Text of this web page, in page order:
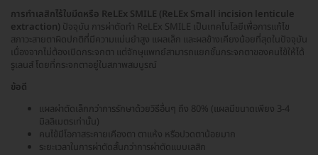
การทำเลสิกไร้ใบมีดหรือ ReLEx SMILE (ReLEx Small incision lenticule
extraction) ปัจจุบัน การผ่าตัดทำ ReLEx SMILE เป็นเทคโนโลยีเพื่อการแก้ไข
สภาวะสายตาผิดปกติที่มีความแม่นยำสูง แผลเล็ก และผลข้างเคียงน้อยที่สุดในปัจจุบัน
เนื่องจากไม่ต้องเปิดกระจกตา แต่จักษุแพทย์สามารถแยกชั้นกระจกตาของคนไข้ให้ได้
รูเลนส์ โดยที่กระจกตาอยู่ในสภาพสมบูรณ์
ข้อดี
แผลผ่าตัดเล็กกว่าการรักษาด้วยวิธีอื่นๆ ถึง 80% (แผลมีขนาดเพียง 3-4
มิลลิเมตรเท่านั้น)
คนไข้มีโอกาสระคายเคืองตา ตาแห้ง หรือปวดตาน้อยมาก
ระยะเวลาในการผ่าตัดสั้นกว่าการผ่าตัดแบบเลสิก